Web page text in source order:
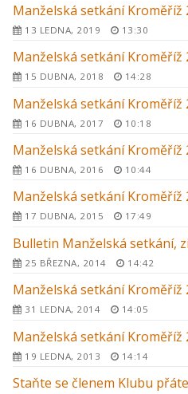
Manželská setkání Kroměříž
13 LEDNA, 2019 13:30
Manželská setkání Kroměříž
15 DUBNA, 2018 14:28
Manželská setkání Kroměříž
16 DUBNA, 2017 10:18
Manželská setkání Kroměříž
16 DUBNA, 2016 10:44
Manželská setkání Kroměříž
17 DUBNA, 2015 17:49
Bulletin Manželská setkání,
25 BŘEZNA, 2014 14:42
Manželská setkání Kroměříž
31 LEDNA, 2014 14:05
Manželská setkání Kroměříž
19 LEDNA, 2013 14:14
Staňte se členem Klubu